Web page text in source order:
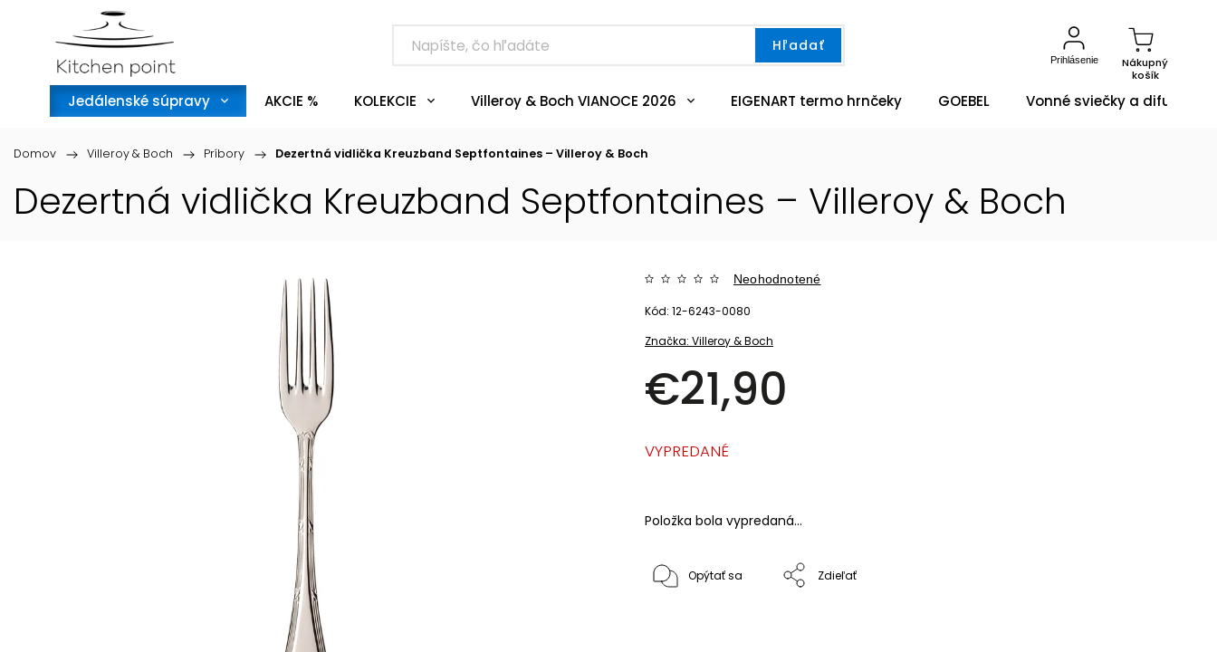
Hľadať
Nákupný
košík
Prihlásenie
Jedálenské súpravy AKCIE % KOLEKCIE Villeroy & Boch VIANOCE 2026 EIGENART termo hrnčeky GOEBEL Vonné sviečky a difuzéry
Domov / Villeroy & Boch / Príbory / Dezertná vidlička Kreuzband Septfontaines – Villeroy & Boch
Dezertná vidlička Kreuzband Septfontaines – Villeroy & Boch
Značka:Villeroy & Boch
Neohodnotené
€21,90
Kód: 12-6243-0080
Položka bola vypredaná…
VYPREDANÉ
Opýtať sa Zdieľať